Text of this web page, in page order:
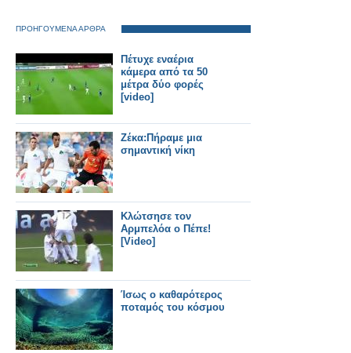
ΠΡΟΗΓΟΥΜΕΝΑ ΑΡΘΡΑ
Πέτυχε εναέρια
κάμερα από τα 50
μέτρα δύο φορές
[video]
Ζέκα:Πήραμε μια
σημαντική νίκη
Κλώτσησε τον
Αρμπελόα ο Πέπε!
[Video]
Ίσως ο καθαρότερος
ποταμός του κόσμου